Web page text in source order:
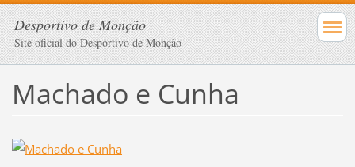
Desportivo de Monção
Site oficial do Desportivo de Monção
Machado e Cunha